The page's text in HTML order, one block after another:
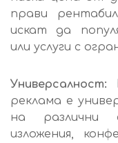
прави
искат да
или услуги с
Универсалност:
реклама е
на различни
изложения,